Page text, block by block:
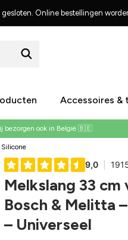
Online bestellingen
Accessoires &
bezorgen ook in België 🇧🇪
Melkslang 33 cm
Bosch & Melitta
– Universeel